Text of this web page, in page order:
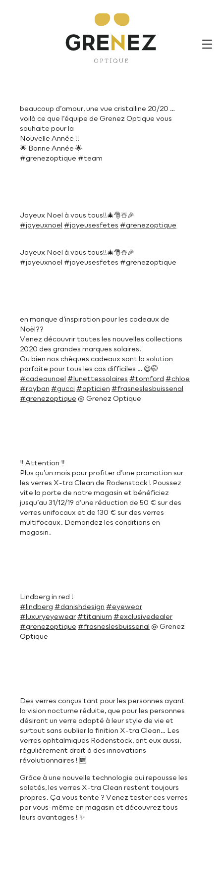
voilà ce que l’équipe de Grenez Optique vous
souhaite pour la
beaucoup d’amour, une vue cristalline 20/20 …
voilà ce que l’équipe de Grenez Optique vous
souhaite pour la
Nouvelle Année !!
🌟 Bonne Année 🌟
#grenezoptique #team
Joyeux Noel à vous tous!!🎄🎅☃️🎉
#joyeuxnoel #joyeusesfetes #grenezoptique
Joyeux Noel à vous tous!!🎄🎅☃️🎉
#joyeuxnoel #joyeusesfetes #grenezoptique
en manque d’inspiration pour les cadeaux de
Noël??
Venez découvrir toutes les nouvelles collections
2020 des grandes marques solaires!
Ou bien nos chèques cadeaux sont la solution
parfaite pour tous les cas difficiles … 😄🤭
#cadeaunoel #lunettessolaires #tomford #chloe
#rayban #gucci #opticien #frasneslesbuissenal
#grenezoptique @ Grenez Optique
‼️ Attention ‼️
Plus qu’un mois pour profiter d’une promotion sur
les verres X-tra Clean de Rodenstock ! Poussez
vite la porte de notre magasin et bénéficiez
jusqu’au 31/12/19 d’une réduction de 50 € sur des
verres unifocaux et de 130 € sur des verres
multifocaux. Demandez les conditions en
magasin.
Lindberg in red !
#lindberg #danishdesign #eyewear
#luxuryeyewear #titanium #exclusivedealer
#grenezoptique #frasneslesbuissenal @ Grenez
Optique
Des verres conçus tant pour les personnes ayant
la vision nocturne réduite, que pour les personnes
désirant un verre adapté à leur style de vie et
surtout sans oublier la finition X-tra Clean… Les
verres ophtalmiques Rodenstock, ont eux aussi,
régulièrement droit à des innovations
révolutionnaires ! 🆕
Grâce à une nouvelle technologie qui repousse les
saletés, les verres X-tra Clean restent toujours
propres. Ça vous tente ? Venez tester ces verres
par vous-même en magasin et découvrez tous
leurs avantages ! ✨